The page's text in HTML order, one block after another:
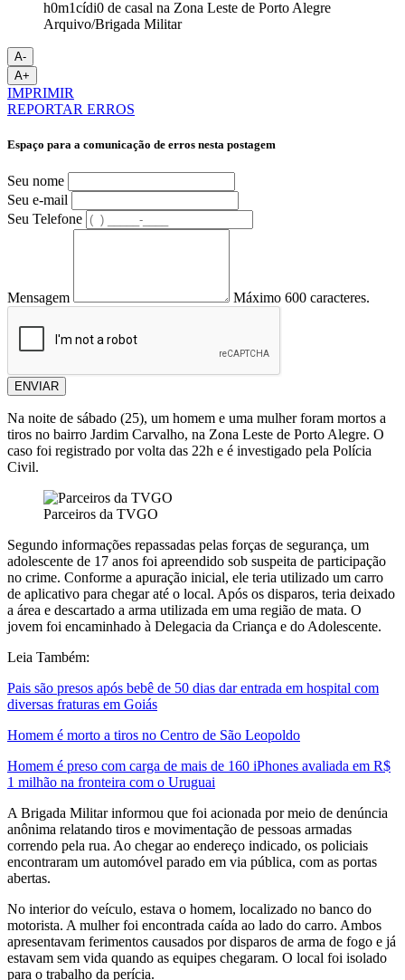
Arquivo/Brigada Militar
A-
A+
IMPRIMIR
REPORTAR ERROS
Espaço para a comunicação de erros nesta postagem
Seu nome
Seu e-mail
Seu Telefone
Mensagem Máximo 600 caracteres.
ENVIAR
Na noite de sábado (25), um homem e uma mulher foram mortos a
tiros no bairro Jardim Carvalho, na Zona Leste de Porto Alegre. O
caso foi registrado por volta das 22h e é investigado pela Polícia
Civil.
Parceiros da TVGO
Segundo informações repassadas pelas forças de segurança, um
adolescente de 17 anos foi apreendido sob suspeita de participação
no crime. Conforme a apuração inicial, ele teria utilizado um carro
de aplicativo para chegar até o local. Após os disparos, teria deixado
a área e descartado a arma utilizada em uma região de mata. O
jovem foi encaminhado à Delegacia da Criança e do Adolescente.
Leia Também:
Pais são presos após bebê de 50 dias dar entrada em hospital com
diversas fraturas em Goiás
Homem é morto a tiros no Centro de São Leopoldo
Homem é preso com carga de mais de 160 iPhones avaliada em R$
1 milhão na fronteira com o Uruguai
A Brigada Militarinformou que foi acionada por meio de denúncia
anônima relatando tiros e movimentação de pessoas armadas
correndo pela rua. Ao chegar ao endereço indicado, os policiais
encontraram um automóvel parado em via pública, com as portas
abertas.
No interior do veículo, estava o homem, localizado no banco do
motorista. A mulher foi encontrada caída ao lado do carro. Ambos
apresentavam ferimentos causados por disparos de arma de fogo e já
estavam sem vida quando as equipes chegaram. O local foi isolado
para o trabalho da perícia.